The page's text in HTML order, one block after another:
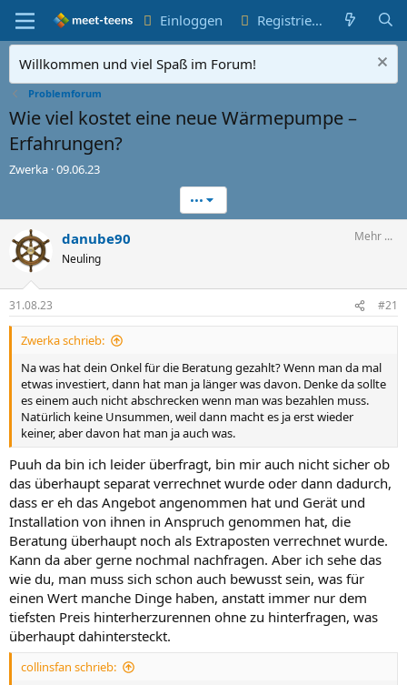
Einloggen Registrieren
Willkommen und viel Spaß im Forum!
Problemforum
Wie viel kostet eine neue Wärmepumpe –
Erfahrungen?
T
m
e
s
t
e
Zwerka S
r
09.06.23
•••
danube90
Neuling
Mehr ...
31.08.23 #21
Zwerka schrieb:
Na was hat dein Onkel für die Beratung gezahlt? Wenn man da mal
etwas investiert, dann hat man ja länger was davon. Denke da sollte
es einem auch nicht abschrecken wenn man was bezahlen muss.
Natürlich keine Unsummen, weil dann macht es ja erst wieder
keiner, aber davon hat man ja auch was.
Puuh da bin ich leider überfragt, bin mir auch nicht sicher ob
das überhaupt separat verrechnet wurde oder dann dadurch,
dass er eh das Angebot angenommen hat und Gerät und
Installation von ihnen in Anspruch genommen hat, die
Beratung überhaupt noch als Extraposten verrechnet wurde.
Kann da aber gerne nochmal nachfragen. Aber ich sehe das
wie du, man muss sich schon auch bewusst sein, was für
einen Wert manche Dinge haben, anstatt immer nur dem
tiefsten Preis hinterherzurennen ohne zu hinterfragen, was
überhaupt dahintersteckt.
collinsfan schrieb: